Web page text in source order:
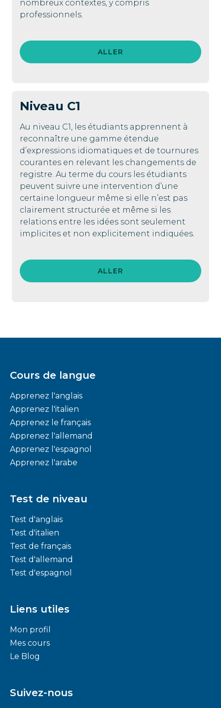
nombreux contextes, y compris
professionnels.
ALLER
Niveau C1
Au niveau C1, les étudiants apprennent à
reconnaître une gamme étendue
d’expressions idiomatiques et de tournures
courantes en relevant les changements de
registre. Au terme du cours les étudiants
peuvent suivre une intervention d’une
certaine longueur même si elle n’est pas
clairement structurée et même si les
relations entre les idées sont seulement
implicites et non explicitement indiquées.
ALLER
Cours de langue
Apprenez l'anglais
Apprenez l'italien
Apprenez le français
Apprenez l'allemand
Apprenez l'espagnol
Apprenez l'arabe
Test de niveau
Test d'anglais
Test d'italien
Test de français
Test d'allemand
Test d'espagnol
Liens utiles
Mon profil
Mes cours
Le Blog
Suivez-nous